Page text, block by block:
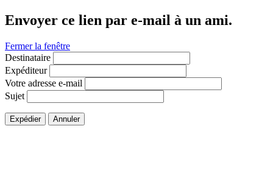
Envoyer ce lien par e-mail à un ami.
Fermer la fenêtre
Destinataire
Expéditeur
Votre adresse e-mail
Sujet
Expédier Annuler